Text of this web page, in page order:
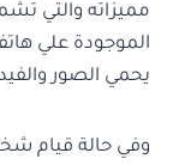
مميزاته والتي
الموجودة علي
يحمي الصور
وفي حالة قيام